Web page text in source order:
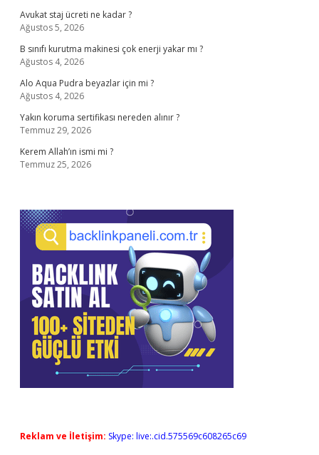
Avukat staj ücreti ne kadar ?
Ağustos 5, 2026
B sınıfı kurutma makinesi çok enerji yakar mı ?
Ağustos 4, 2026
Alo Aqua Pudra beyazlar için mi ?
Ağustos 4, 2026
Yakın koruma sertifikası nereden alınır ?
Temmuz 29, 2026
Kerem Allah’ın ismi mi ?
Temmuz 25, 2026
Reklam ve İletişim: Skype: live:.cid.575569c608265c69